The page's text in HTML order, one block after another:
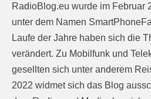
RadioBlog.eu wurde im Februar
unter dem Namen
Laufe der Jahre haben sich die
verändert. Zu Mobilfunk und
gesellten sich unter anderem
2022 widmet sich das Blog